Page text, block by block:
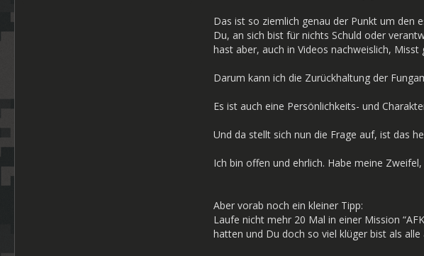
Das ist so ziemlich genau der Punkt um den
Du, an sich bist für nichts Schuld oder
hast aber, auch in Videos nachweislich,
Darum kann ich die Zurückhaltung der
Es ist auch eine Persönlichkeits- und
Und da stellt sich nun die Frage auf, ist das
Ich bin offen und ehrlich. Habe meine
Aber vorab noch ein kleiner Tipp:
Laufe nicht mehr 20 Mal in einer Mission
hatten und Du doch so viel klüger bist als alle